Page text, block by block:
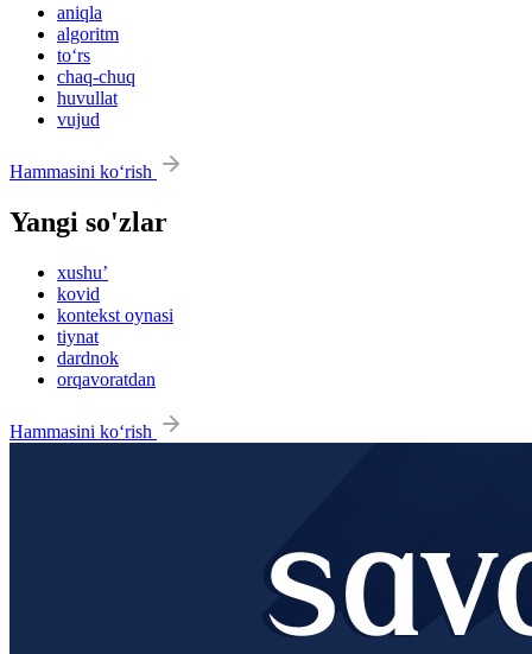
aniqla
algoritm
to‘rs
chaq-chuq
huvullat
vujud
Hammasini ko‘rish
Yangi so'zlar
xushu’
kovid
kontekst oynasi
tiynat
dardnok
orqavoratdan
Hammasini ko‘rish